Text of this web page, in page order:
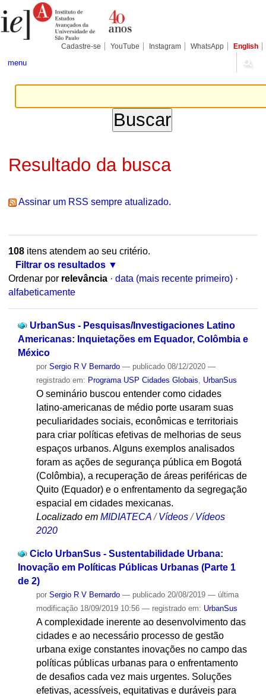
para
conteúdo.
Pessoais
Cadastre-se YouTube Instagram WhatsApp English
menu
Resultado da busca
Assinar um RSS sempre atualizado.
108itens atendem ao seu critério.
Filtrar os resultados
Ordenar por relevância · data (mais recente primeiro) ·
alfabeticamente
UrbanSus - Pesquisas/Investigaciones Latino
Americanas: Inquietações em Equador, Colômbia e
México
por Sergio R V Bernardo — publicado08/12/2020 —
registrado em: Programa USP Cidades Globais UrbanSus
O seminário buscou entender como cidades
latino-americanas de médio porte usaram suas
peculiaridades sociais, econômicas e territoriais
para criar políticas efetivas de melhorias de seus
espaços urbanos. Alguns exemplos analisados
foram as ações de segurança pública em Bogotá
(Colômbia), a recuperação de áreas periféricas de
Quito (Equador) e o enfrentamento da segregação
espacial em cidades mexicanas.
Localizado em MIDIATECA /Vídeos /Vídeos
2020
Ciclo UrbanSus - Sustentabilidade Urbana:
Inovação em Políticas Públicas Urbanas (Parte 1
de 2)
por Sergio R V Bernardo — publicado20/08/2019 — última
modificação18/09/2019 10:56 — registrado em: UrbanSus
A complexidade inerente ao desenvolvimento das
cidades e ao necessário processo de gestão
urbana exige constantes inovações no campo das
políticas públicas urbanas para o enfrentamento
de desafios cada vez mais urgentes. Soluções
efetivas, acessíveis, equitativas e duráveis para